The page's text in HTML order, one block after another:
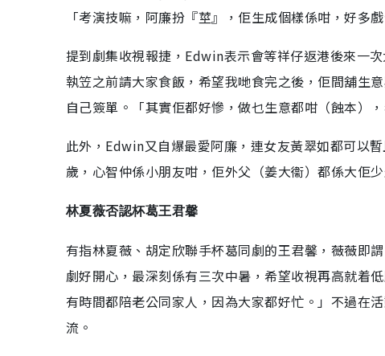
「考演技嘛，阿廉扮『莖』，佢生成個樣係咁，好多
提到劇集收視報捷，Edwin表示會等祥仔返港後來一
執笠之前請大家食飯，希望我哋食完之後，佢間舖生
自己簽單。「其實佢都好慘，做乜生意都咁（蝕本）
此外，Edwin又自爆最愛阿廉，連女友黃翠如都可以
歲，心智仲係小朋友咁，佢外父（姜大衞）都係大佢
林夏薇否認杯葛王君馨
有指林夏薇、胡定欣聯手杯葛同劇的王君馨，薇薇即
劇好開心，最深刻係有三次中暑，希望收視再高就着
有時間都陪老公同家人，因為大家都好忙。」不過在
流。